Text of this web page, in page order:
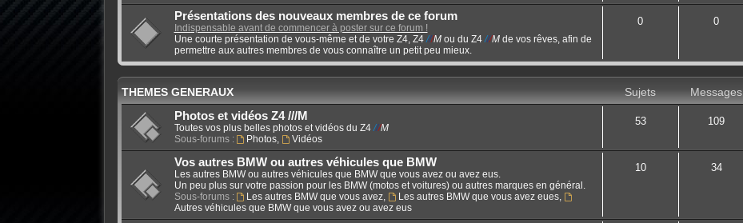
Présentations des nouveaux membres de ce forum
Indispensable avant de commencer à poster sur ce forum !
Une courte présentation de vous-même et de votre Z4, Z4 ///Mou du Z4 ///Mde vos rêves, afin de
permettre aux autres membres de vous connaître un petit peu mieux.
0 0
THEMES GENERAUX Sujets Messages
Photos et vidéos Z4 ///M
Toutes vos plus belles photos et vidéos du Z4 ///M
Sous-forums :
Photos Vidéos
53 109
Vos autres BMW ou autres véhicules que BMW
Les autres BMW ou autres véhicules que BMW que vous avez ou avez eus.
Un peu plus sur votre passion pour les BMW (motos et voitures) ou autres marques en général.
Sous-forums :
Les autres BMW que vous avez Les autres BMW que vous avez eues
Autres véhicules que BMW que vous avez ou avez eus
10 34